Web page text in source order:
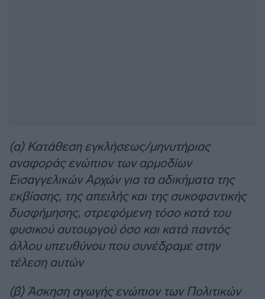
(α) Κατάθεση εγκλήσεως/μηνυτήριας
αναφοράς ενώπιον των αρμοδίων
Εισαγγελικών Αρχών για τα αδικήματα της
εκβίασης, της απειλής και της συκοφαντικής
δυσφήμησης, στρεφόμενη τόσο κατά του
φυσικού αυτουργού όσο και κατά παντός
άλλου υπευθύνου που συνέδραμε στην
τέλεση αυτών
(β) Άσκηση αγωγής ενώπιον των Πολιτικών